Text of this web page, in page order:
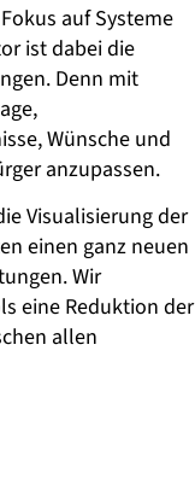
auf Systeme
ist dabei die
Denn mit
Wünsche und
anzupassen.
Visualisierung der
einen ganz neuen
Wir
eine Reduktion der
allen